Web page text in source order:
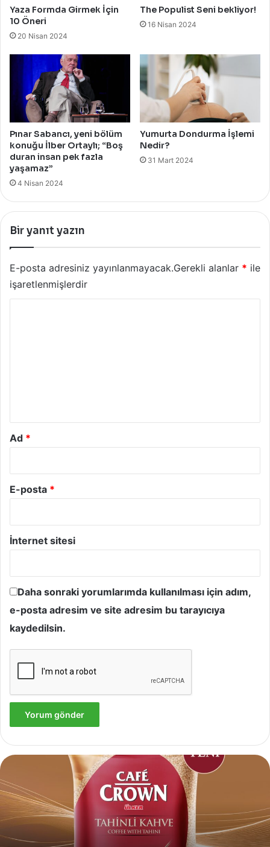
Yaza Formda Girmek İçin
10 Öneri
20 Nisan 2024
The Populist Seni bekliyor!
16 Nisan 2024
Pınar Sabancı, yeni bölüm
konuğu İlber Ortaylı; “Boş
duran insan pek fazla
yaşamaz”
4 Nisan 2024
Yumurta Dondurma İşlemi
Nedir?
31 Mart 2024
Bir yanıt yazın
E-posta adresiniz yayınlanmayacak.Gerekli alanlar * ile
işaretlenmişlerdir
Ad *
E-posta *
İnternet sitesi
Daha sonraki yorumlarımda kullanılması için adım,
e-posta adresim ve site adresim bu tarayıcıya
kaydedilsin.
Yves
Rocher,
Momo
Bodrum’da
Yer
Alan
Yeni